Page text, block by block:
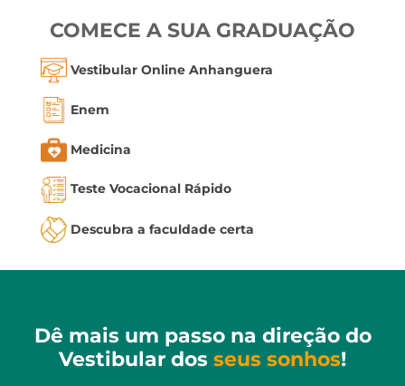
COMECE A SUA GRADUAÇÃO
Vestibular Online Anhanguera
Enem
Medicina
Teste Vocacional Rápido
Descubra a faculdade certa
Dê mais um passo na direção do
Vestibular dos seus sonhos!